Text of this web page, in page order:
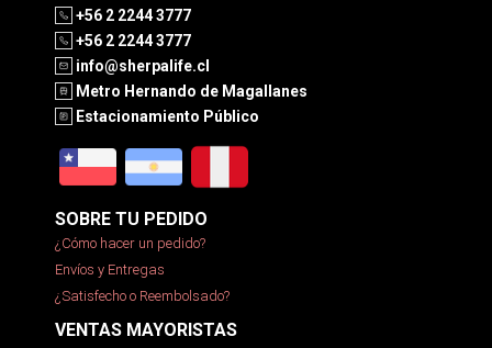
+56 2 2244 3777
+56 2 2244 3777
info@sherpalife.cl
Metro Hernando de Magallanes
Estacionamiento Público
SOBRE TU PEDIDO
¿Cómo hacer un pedido?
Envíos y Entregas
¿Satisfecho o Reembolsado?
VENTAS MAYORISTAS